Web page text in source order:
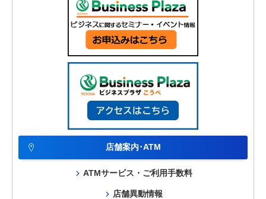
店舗案内･ATM
ATMサービス・ご利用手数料
店舗異動情報